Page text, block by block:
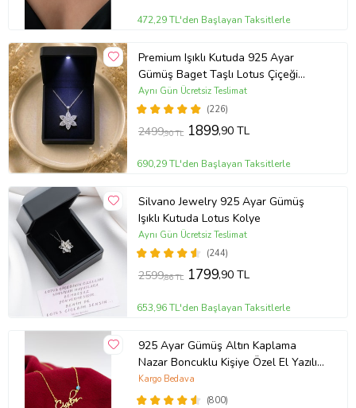
472,29 TL'den Başlayan Taksitlerle
Premium Işıklı Kutuda 925 Ayar
Gümüş Baget Taşlı Lotus Çiçeği
Kolye
(226)
Aynı Gün Ücretsiz Teslimat
2499,90 TL 1899,90 TL
690,29 TL'den Başlayan Taksitlerle
Silvano Jewelry 925 Ayar Gümüş
Işıklı Kutuda Lotus Kolye
(244)
Aynı Gün Ücretsiz Teslimat
2599,86 TL 1799,90 TL
653,96 TL'den Başlayan Taksitlerle
925 Ayar Gümüş Altın Kaplama
Nazar Boncuklu Kişiye Özel El Yazılı
Kolye (Sarı)
(800)
Kargo Bedava